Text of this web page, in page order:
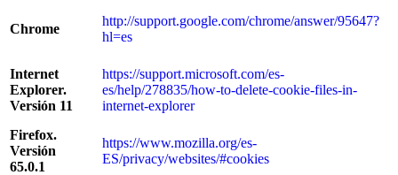
Chrome
http://support.google.com/chrome/answer/95647?
hl=es
Internet
Explorer.
Versión 11
https://support.microsoft.com/es-
es/help/278835/how-to-delete-cookie-files-in-
internet-explorer
Firefox.
Versión
65.0.1
https://www.mozilla.org/es-
ES/privacy/websites/#cookies